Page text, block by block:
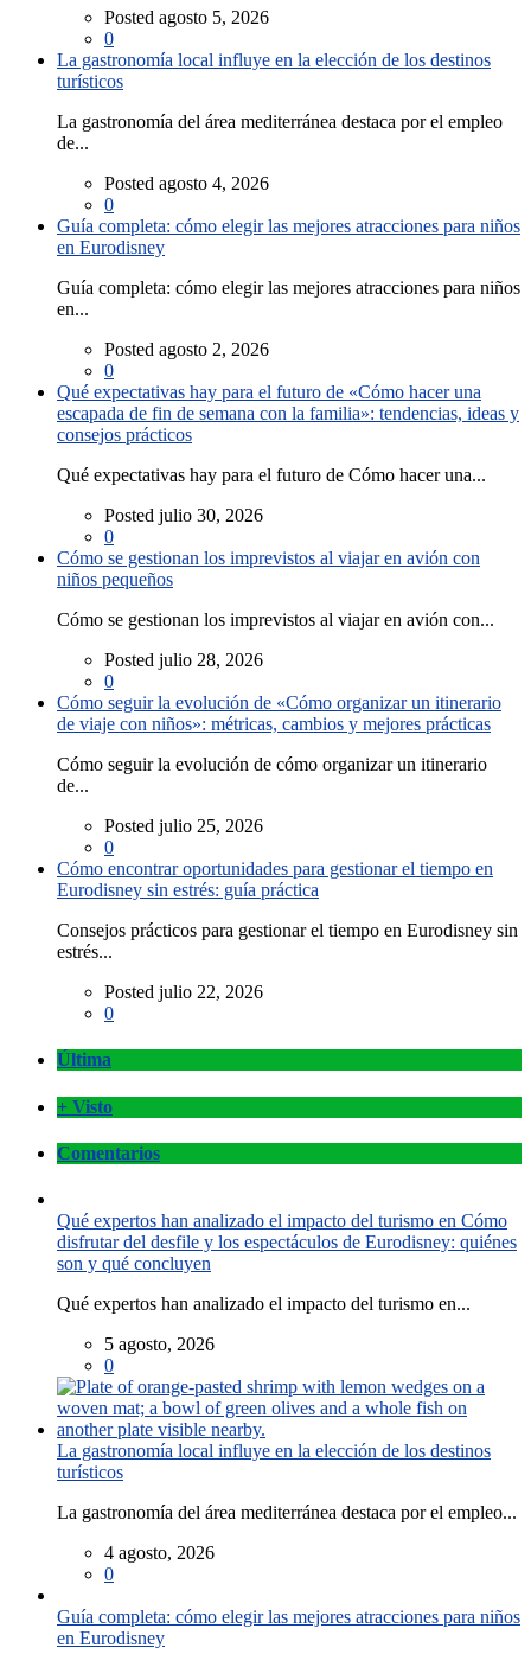
Posted agosto 5, 2026
0
La gastronomía local influye en la elección de los destinos
turísticos
La gastronomía del área mediterránea destaca por el empleo
de...
Posted agosto 4, 2026
0
Guía completa: cómo elegir las mejores atracciones para niños
en Eurodisney
Guía completa: cómo elegir las mejores atracciones para niños
en...
Posted agosto 2, 2026
0
Qué expectativas hay para el futuro de «Cómo hacer una
escapada de fin de semana con la familia»: tendencias, ideas y
consejos prácticos
Qué expectativas hay para el futuro de Cómo hacer una...
Posted julio 30, 2026
0
Cómo se gestionan los imprevistos al viajar en avión con
niños pequeños
Cómo se gestionan los imprevistos al viajar en avión con...
Posted julio 28, 2026
0
Cómo seguir la evolución de «Cómo organizar un itinerario
de viaje con niños»: métricas, cambios y mejores prácticas
Cómo seguir la evolución de cómo organizar un itinerario
de...
Posted julio 25, 2026
0
Cómo encontrar oportunidades para gestionar el tiempo en
Eurodisney sin estrés: guía práctica
Consejos prácticos para gestionar el tiempo en Eurodisney sin
estrés...
Posted julio 22, 2026
0
Última
+ Visto
Comentarios
Qué expertos han analizado el impacto del turismo en Cómo
disfrutar del desfile y los espectáculos de Eurodisney: quiénes
son y qué concluyen
Qué expertos han analizado el impacto del turismo en...
5 agosto, 2026
0
La gastronomía local influye en la elección de los destinos
turísticos
La gastronomía del área mediterránea destaca por el empleo...
4 agosto, 2026
0
Guía completa: cómo elegir las mejores atracciones para niños
en Eurodisney